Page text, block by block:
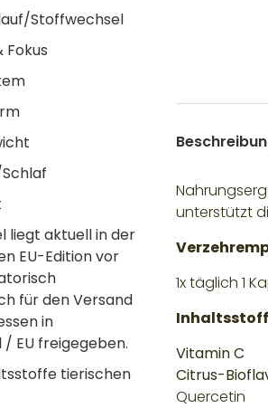
unterstützt
1x täglich 1
Vitamin C
Citrus-
Quercetin
Stoffwechsel
Fokus
liegt aktuell in der
EU-Edition vor
für den Versand
in
EU freigegeben.
tierischen